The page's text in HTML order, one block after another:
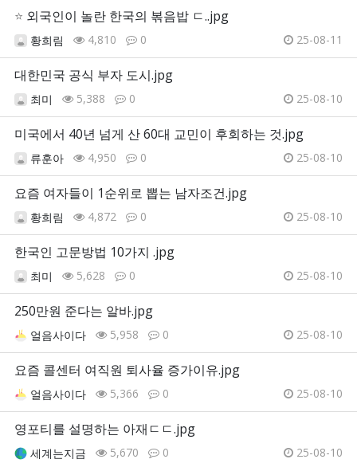
⭐ 외국인이 놀란 한국의 볶음밥 ㄷ..jpg
황희림 4,810 0 25-08-11
대한민국 공식 부자 도시.jpg
최미 5,388 0 25-08-10
미국에서 40년 넘게 산 60대 교민이 후회하는 것.jpg
류훈아 4,950 0 25-08-10
요즘 여자들이 1순위로 뽑는 남자조건.jpg
황희림 4,872 0 25-08-10
한국인 고문방법 10가지 .jpg
최미 5,628 0 25-08-10
250만원 준다는 알바.jpg
얼음사이다 5,958 0 25-08-10
요즘 콜센터 여직원 퇴사율 증가이유.jpg
얼음사이다 5,366 0 25-08-10
영포티를 설명하는 아재ㄷㄷ.jpg
세계는지금 5,670 0 25-08-10